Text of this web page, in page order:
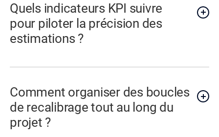
Quels indicateurs KPI suivre
pour piloter la précision des
estimations ?
Comment organiser des boucles
de recalibrage tout au long du
projet ?